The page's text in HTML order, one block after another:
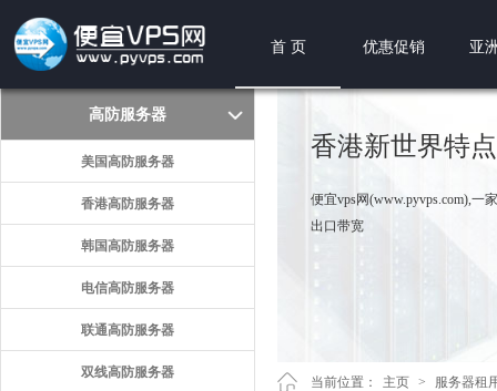
首 页 优惠促销 亚
高防服务器
美国高防服务器
香港高防服务器
韩国高防服务器
电信高防服务器
联通高防服务器
双线高防服务器
香港新世界特
便宜vps网(www.pyvps.com),一
出口带宽
当前位置： 主页 > 服务器租